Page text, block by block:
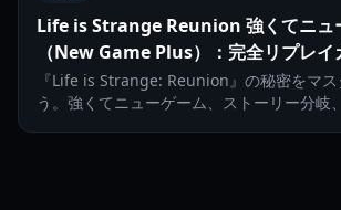
Life is Strange Reunion 強くてニュ
（New Game Plus）：完全リプレイ
『Life is Strange: Reunion』の秘密をマス
う。強くてニューゲーム、ストーリー分岐